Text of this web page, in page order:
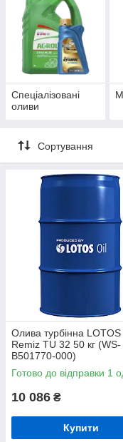
Спеціалізовані
оливи
Сортування
Олива турбінна LOTOS
Remiz TU 32 50 кг (WS-
B501770-000)
Готово до відправки 1
10 086 ₴
Купити